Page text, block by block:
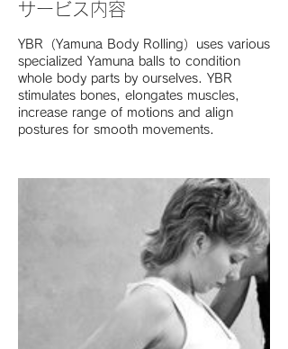
サービス内容
YBR（Yamuna Body Rolling）uses various
specialized Yamuna balls to condition
whole body parts by ourselves. YBR
stimulates bones, elongates muscles,
increase range of motions and align
postures for smooth movements.